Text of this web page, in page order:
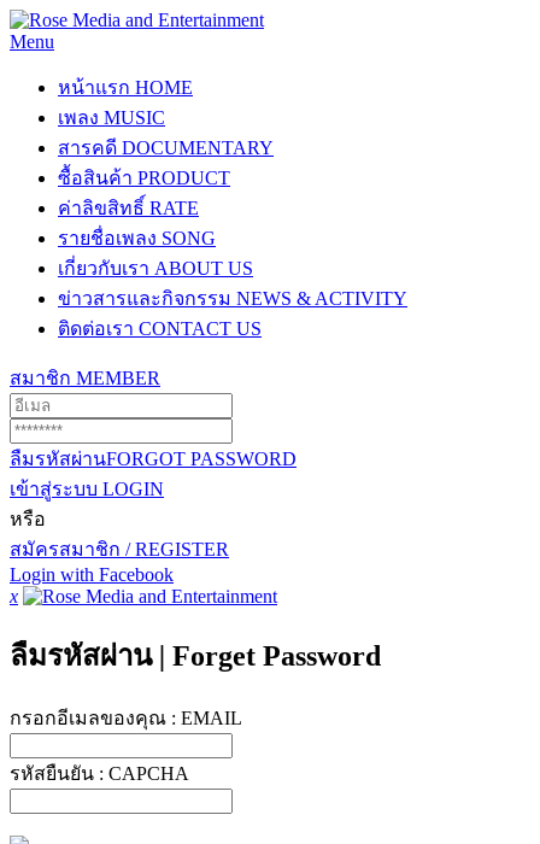
Menu
หน้าแรก HOME
เพลง MUSIC
สารคดี DOCUMENTARY
ซื้อสินค้า PRODUCT
ค่าลิขสิทธิ์ RATE
รายชื่อเพลง SONG
เกี่ยวกับเรา ABOUT US
ข่าวสารและกิจกรรม NEWS & ACTIVITY
ติดต่อเรา CONTACT US
สมาชิก MEMBER
ลืมรหัสผ่านFORGOT PASSWORD
เข้าสู่ระบบ LOGIN
หรือ
สมัครสมาชิก / REGISTER
Login with Facebook
x
ลืมรหัสผ่าน | Forget Password
กรอกอีเมลของคุณ : EMAIL
รหัสยืนยัน : CAPCHA